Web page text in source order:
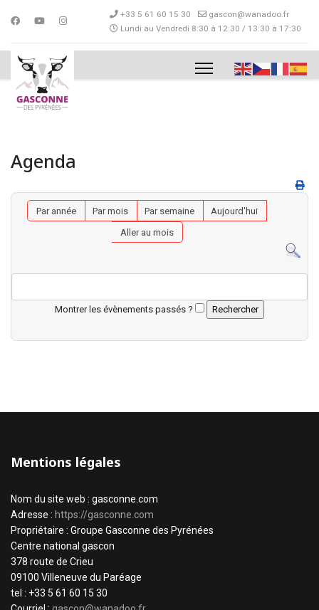
+33 5 61 60 15 30
gascon@wanadoo.fr
Lundi au Vendredi 8:30 à 12:30 / 13:30 à 17:30
Agenda
Par année Par mois Par semaine
Aujourd'hui
Aller au mois
Montrer les évènements passés ?
Mentions légales
Nom du site web : gasconne.com
Adresse : https://gasconne.com
Propriétaire : Groupe Gasconne des Pyrénées
Centre national gascon
378 route de Crieu
09100 Villeneuve du Paréage
tel : +33 5 61 60 15 30